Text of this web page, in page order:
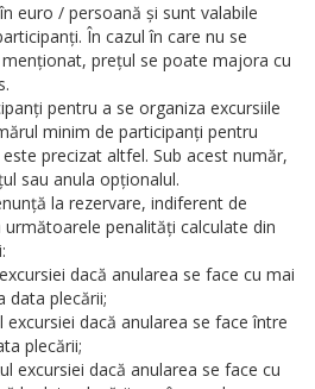
euro / persoană și sunt valabile
În cazul în care nu se
prețul se poate majora cu
pentru a se organiza excursiile
minim de participanți pentru
precizat altfel. Sub acest număr,
sau anula opționalul.
la rezervare, indiferent de
penalități calculate din
dacă anularea se face cu mai
data plecării;
excursiei dacă anularea se face între
plecării;
excursiei dacă anularea se face cu